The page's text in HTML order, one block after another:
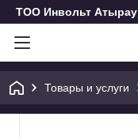
ТОО Инвольт Атырау
Товары и услуги